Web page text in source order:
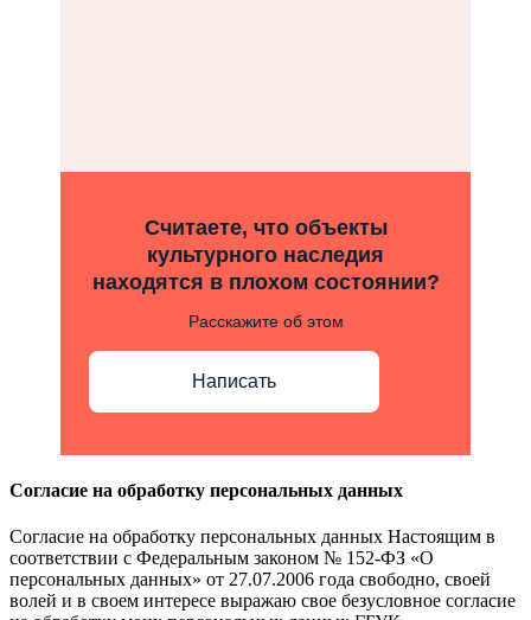
Считаете, что объекты
культурного наследия
находятся в плохом состоянии?
Расскажите об этом
Написать
Согласие на обработку персональных данных
Согласие на обработку персональных данных Настоящим в
соответствии с Федеральным законом № 152-ФЗ «О
персональных данных» от 27.07.2006 года свободно, своей
волей и в своем интересе выражаю свое безусловное согласие